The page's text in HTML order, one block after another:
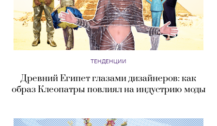
ТЕНДЕНЦИИ
Древний Египет глазами дизайнеров: как
образ Клеопатры повлиял на индустрию моды